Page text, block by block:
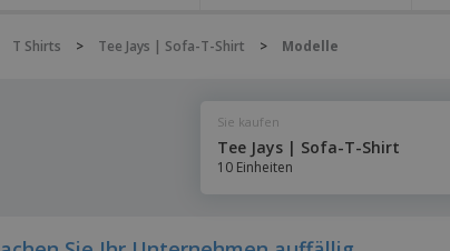
T Shirts > Tee Jays | Sofa-T-Shirt > Modelle
Sie kaufen
Tee Jays | Sofa-T-Shirt
10 Einheiten